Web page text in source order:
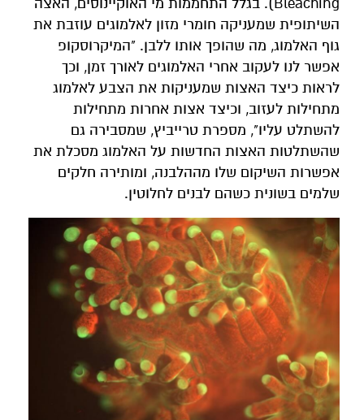
Bleaching). בגלל התחממות מי האוקיינוסים, האצה
השיתופית שמעניקה חומרי מזון לאלמוגים עוזבת את
גוף האלמוג, מה שהופך אותו ללבן. "המיקרוסקופ
אפשר לנו לעקוב אחרי האלמוגים לאורך זמן, וכך
לראות כיצד האצות שמעניקות את הצבע לאלמוג
מתחילות לעזוב, וכיצד אצות אחרות מתחילות
להשתלט עליו", מספרת טרייביץ, שמסבירה גם
שהשתלטות האצות החדשות על האלמוג מסכלת את
אפשרות השיקום שלו מההלבנה, ומותירה חלקים
שלמים בשונית כשהם לבנים לחלוטין.